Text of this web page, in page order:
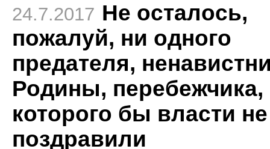
24.7.2017 Не осталось,
пожалуй, ни одного
предателя,
Родины, перебежчика,
которого бы власти не
поздравили